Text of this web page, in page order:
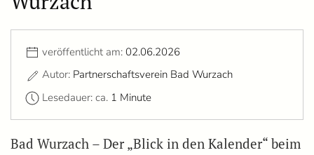
veröffentlicht am: 02.06.2026
Autor: Partnerschaftsverein Bad Wurzach
Lesedauer: ca. 1 Minute
Bad Wurzach – Der „Blick in den Kalender“ beim